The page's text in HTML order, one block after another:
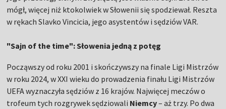
mógł, więcej niż ktokolwiek w Słowenii się spodziewał. Reszta
w rękach Slavko Vincicia, jego asystentów i sędziów VAR.
"Sajn of the time": Słowenia jedną z potęg
Począwszy od roku 2001 i skończywszy na finale Ligi Mistrzów
w roku 2024, w XXI wieku do prowadzenia finału Ligi Mistrzów
UEFA wyznaczyła sędziów z 16 krajów. Najwięcej meczów o
trofeum tych rozgrywek sędziowali Niemcy– aż trzy. Po dwa